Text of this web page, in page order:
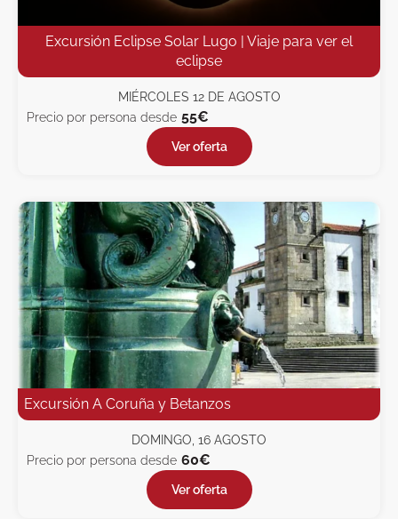
Excursión Eclipse Solar Lugo | Viaje para ver el
eclipse
MIÉRCOLES 12 DE AGOSTO
Precio por persona desde 55€
Ver oferta
Excursión A Coruña y Betanzos
DOMINGO, 16 AGOSTO
Precio por persona desde 60€
Ver oferta